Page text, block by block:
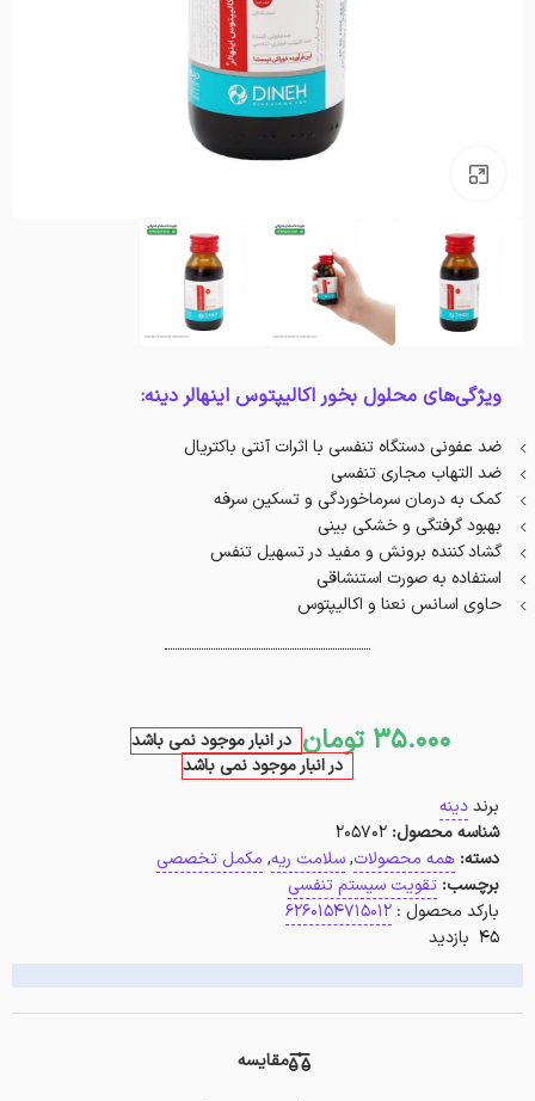
ویژگی‌های محلول بخور اکالیپتوس اینهالر دینه:
ضد عفونی دستگاه تنفسی با اثرات آنتی باکتریال
ضد التهاب مجاری تنفسی
کمک به درمان سرماخوردگی و تسکین سرفه
بهبود گرفتگی و خشکی بینی
گشاد کننده برونش و مفید در تسهیل تنفس
استفاده به صورت استنشاقی
حاوی اسانس نعنا و اکالیپتوس
35.000 تومان در انبار موجود نمی باشد
در انبار موجود نمی باشد
برنددینه
شناسه محصول: 205702
دسته: همه محصولات,سلامت ریه, مکمل تخصصی
برچسب: تقویت سیستم تنفسی
بارکد محصول : 6260154715012
45 بازدید
مقایسه